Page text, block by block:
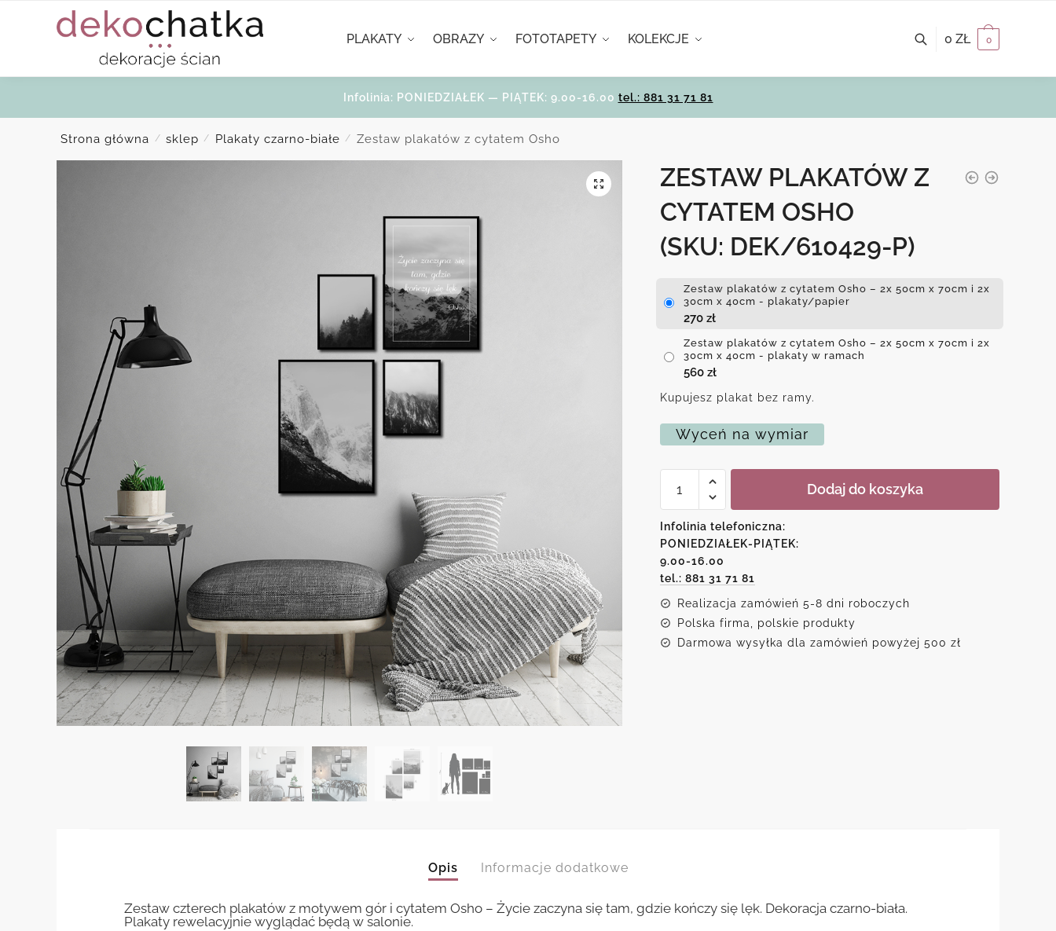
PLAKATY OBRAZY FOTOTAPETY KOLEKCJE 0 ZŁ 0
Infolinia: PONIEDZIAŁEK — PIĄTEK: 9.00-16.00 tel.: 881 31 71 81
Strona główna / sklep / Plakaty czarno-białe / Zestaw plakatów z cytatem Osho
ZESTAW PLAKATÓW Z
CYTATEM OSHO
(SKU: DEK/610429-P)
Zestaw plakatów z cytatem Osho – 2x 50cm x 70cm i 2x
30cm x 40cm - plakaty/papier
270 zł
Zestaw plakatów z cytatem Osho – 2x 50cm x 70cm i 2x
30cm x 40cm - plakaty w ramach
560 zł
Kupujesz plakat bez ramy.
Wyceń na wymiar
Zestaw
plakatów
cytatem
Osho
Dodaj do koszyka
Infolinia telefoniczna:
PONIEDZIAŁEK-PIĄTEK:
9.00-16.00
tel.: 881 31 71 81
Realizacja zamówień 5-8 dni roboczych
Polska firma, polskie produkty
Darmowa wysyłka dla zamówień powyżej 500 zł
Opis Informacje dodatkowe
Zestaw czterech plakatów z motywem gór i cytatem Osho – Życie zaczyna się tam, gdzie kończy się lęk. Dekoracja czarno-biała.
Plakaty rewelacyjnie wyglądać będą w salonie.